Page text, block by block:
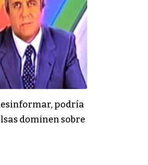
podría
dominen sobre